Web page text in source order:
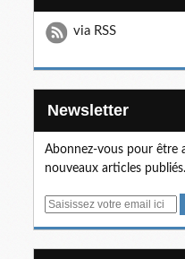
via RSS
Newsletter
Abonnez-vous pour être
nouveaux articles publiés.
E